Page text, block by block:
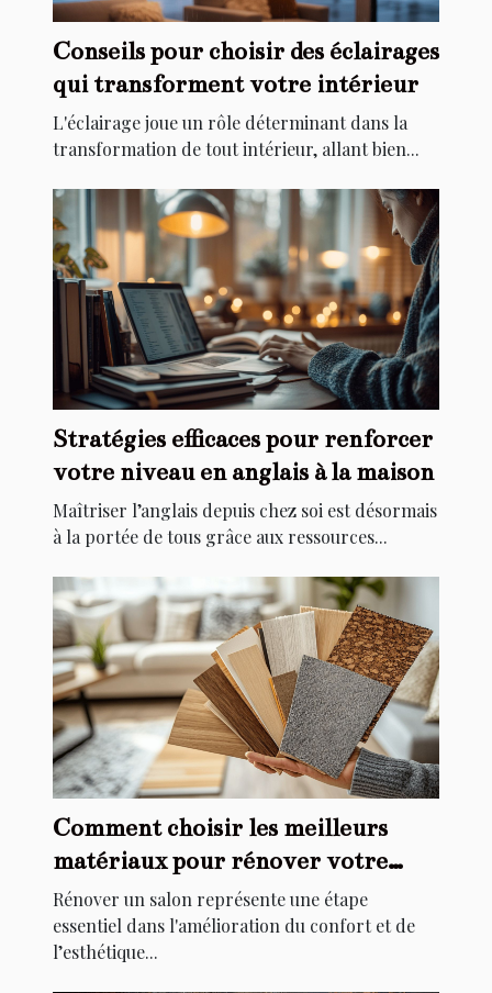
Conseils pour choisir des éclairages
qui transforment votre intérieur
L'éclairage joue un rôle déterminant dans la
transformation de tout intérieur, allant bien...
Stratégies efficaces pour renforcer
votre niveau en anglais à la maison
Maîtriser l’anglais depuis chez soi est désormais
à la portée de tous grâce aux ressources...
Comment choisir les meilleurs
matériaux pour rénover votre
salon
Rénover un salon représente une étape
essentiel dans l'amélioration du confort et de
l’esthétique...